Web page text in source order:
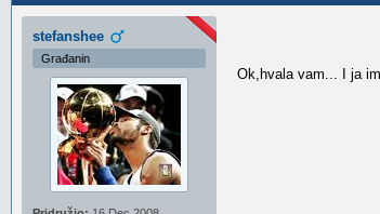
stefanshee
Građanin
Ok,hvala vam... I ja